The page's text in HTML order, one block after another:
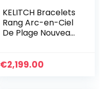
KELITCH Bracelets
Rang Arc-en-Ciel
De Plage Nouveau
Cadeau D’été
€2,199.00